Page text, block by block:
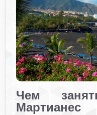
Чем
Мартианес